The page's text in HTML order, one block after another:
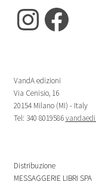
VandA edizioni
Via Cenisio, 16
20154 Milano (MI) - Italy
Tel: 340 8019586
Distribuzione
MESSAGGERIE LIBRI SPA